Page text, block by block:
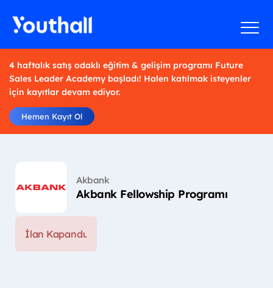
4 haftalık satış odaklı eğitim & gelişim programı Future
Sales Leader Academy başladı! Halen katılmak isteyenler
için kayıtlar devam ediyor.
Hemen Kayıt Ol
Akbank
Akbank Fellowship Programı
İlan Kapandı.